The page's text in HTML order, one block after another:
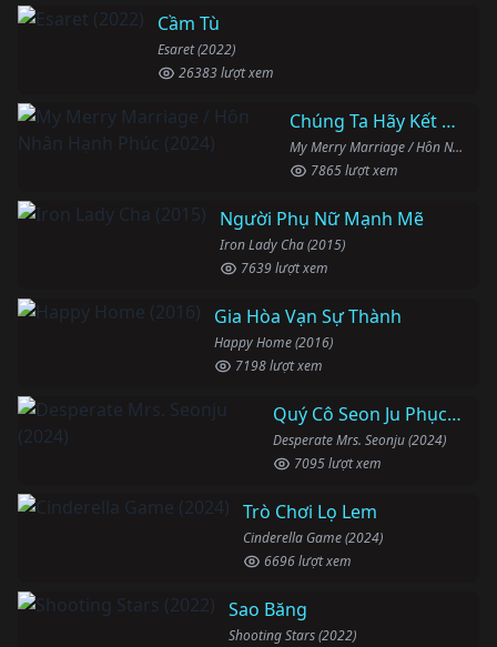
Cầm Tù
Esaret (2022)
26383 lượt xem
Chúng Ta Hãy Kết Hôn Nhé
My Merry Marriage / Hôn Nhân Hạnh Phúc (2024)
7865 lượt xem
Người Phụ Nữ Mạnh Mẽ
Iron Lady Cha (2015)
7639 lượt xem
Gia Hòa Vạn Sự Thành
Happy Home (2016)
7198 lượt xem
Quý Cô Seon Ju Phục Thù
Desperate Mrs. Seonju (2024)
7095 lượt xem
Trò Chơi Lọ Lem
Cinderella Game (2024)
6696 lượt xem
Sao Băng
Shooting Stars (2022)